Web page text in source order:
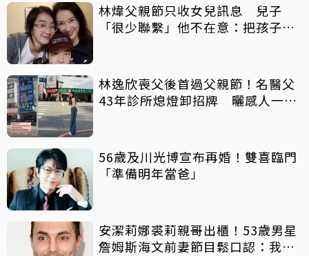
林煒父親節只收女兒訊息 兒子
「很少聯繫」他不在意：把孩子當
林逸欣喪父後首過父親節！名醫父
43年診所熄燈卸招牌 曬感人一
56歲及川光博宣布再婚！雙喜臨門
「準備明年當爸」
安潔莉娜裘莉親哥出櫃！53歲男星
詹姆斯海文前妻節目鬆口認：我是